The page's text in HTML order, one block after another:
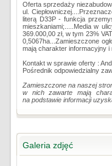
Oferta sprzedaży
ul.
literą D33P - funkcja
mieszkaniami;.....Media w
369.000,00 zł, w tym 23%
0,5067ha...Zamieszczone
mają charakter informacyjny i
Kontakt w sprawie oferty :
Pośrednik odpowiedzialny
Zamieszczone na naszej
w nich zawarte mają
na podstawie informacji
Galeria zdjęć